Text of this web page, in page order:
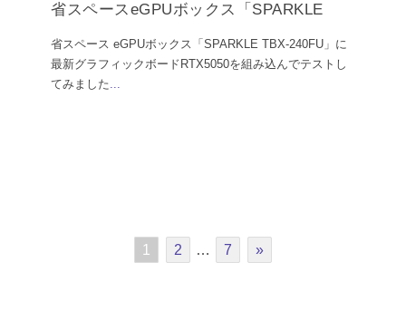
省スペースeGPUボックス「SPARKLE
省スペース eGPUボックス「SPARKLE TBX-240FU」に
最新グラフィックボードRTX5050を組み込んでテストし
てみました...
1 2 … 7 »